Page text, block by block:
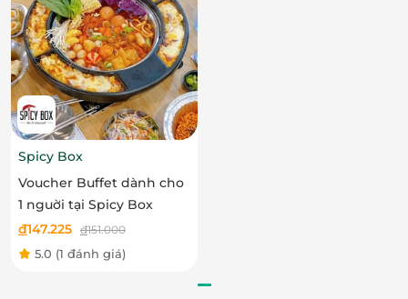
Spicy Box
Voucher Buffet dành cho
1 nguời tại Spicy Box
đ147.225 đ151.000
5.0 (1 đánh giá)